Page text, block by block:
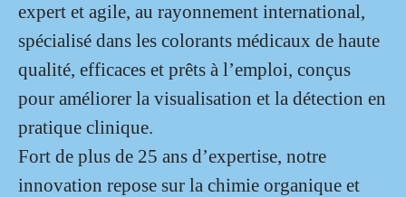
expert et agile, au rayonnement international,
spécialisé dans les colorants médicaux de haute
qualité, efficaces et prêts à l’emploi, conçus
pour améliorer la visualisation et la détection en
pratique clinique.
Fort de plus de 25 ans d’expertise, notre
innovation repose sur la chimie organique et